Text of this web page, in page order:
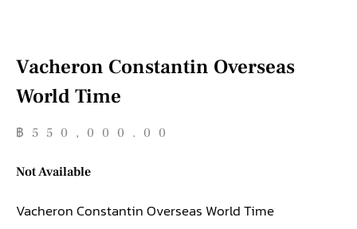
Vacheron Constantin Overseas
World Time
฿ 550,000.00
Not Available
Vacheron Constantin Overseas World Time